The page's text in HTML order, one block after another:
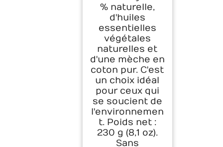
% naturelle,
d'huiles
essentielles
végétales
naturelles et
d'une mèche en
coton pur. C'est
un choix idéal
pour ceux qui
se soucient de
l'environnemen
t. Poids net :
230 g (8,1 oz).
Sans